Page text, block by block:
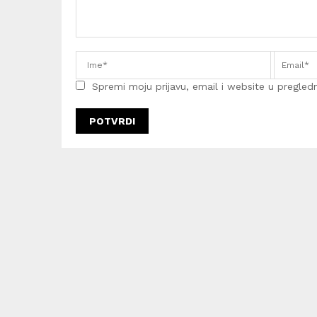
Spremi moju prijavu, email i website u